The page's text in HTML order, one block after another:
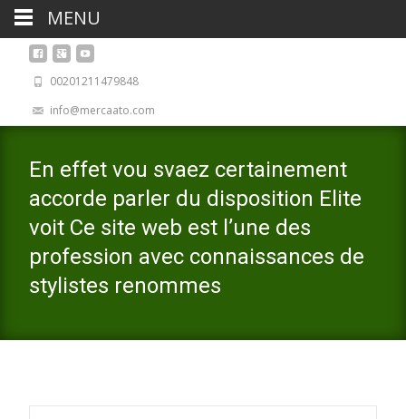
00201211479848
info@mercaato.com
En effet vou svaez certainement
accorde parler du disposition Elite
voit Ce site web est l’une des
profession avec connaissances de
stylistes renommes
MENU